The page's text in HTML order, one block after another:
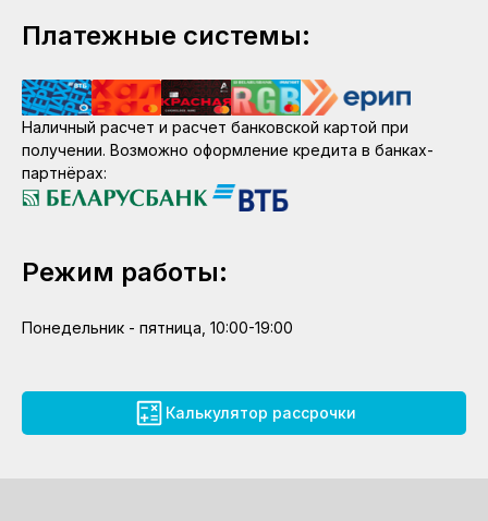
Платежные системы:
Наличный расчет и расчет банковской картой при
получении. Возможно оформление кредита в банках-
партнёрах:
Режим работы:
Понедельник - пятница, 10:00-19:00
Калькулятор рассрочки